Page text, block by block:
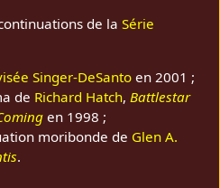
de laSérie
Singer-DeSantoen 2001 ;
de Richard Hatch, Battlestar
en 1998 ;
moribonde de Glen A.
.